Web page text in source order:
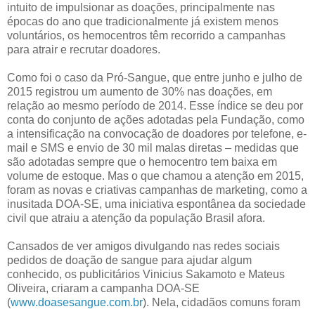
intuito de impulsionar as doações, principalmente nas
épocas do ano que tradicionalmente já existem menos
voluntários, os hemocentros têm recorrido a campanhas
para atrair e recrutar doadores.
Como foi o caso da Pró-Sangue, que entre junho e julho de
2015 registrou um aumento de 30% nas doações, em
relação ao mesmo período de 2014. Esse índice se deu por
conta do conjunto de ações adotadas pela Fundação, como
a intensificação na convocação de doadores por telefone, e-
mail e SMS e envio de 30 mil malas diretas – medidas que
são adotadas sempre que o hemocentro tem baixa em
volume de estoque. Mas o que chamou a atenção em 2015,
foram as novas e criativas campanhas de marketing, como a
inusitada DOA-SE, uma iniciativa espontânea da sociedade
civil que atraiu a atenção da população Brasil afora.
Cansados de ver amigos divulgando nas redes sociais
pedidos de doação de sangue para ajudar algum
conhecido, os publicitários Vinicius Sakamoto e Mateus
Oliveira, criaram a campanha DOA-SE
(www.doasesangue.com.br). Nela, cidadãos comuns foram